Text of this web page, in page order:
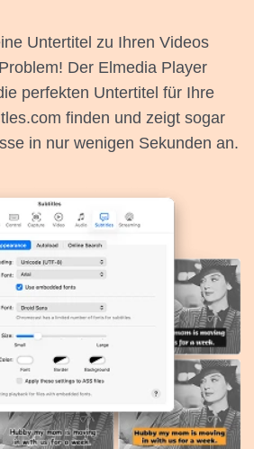
Untertitel zu Ihren Videos
Der Elmedia Player
perfekten Untertitel für Ihre
finden und zeigt sogar
in nur wenigen Sekunden an.